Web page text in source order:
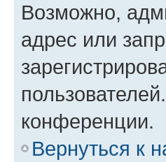
Возможно,
адрес или
конференции.
Вернуться к